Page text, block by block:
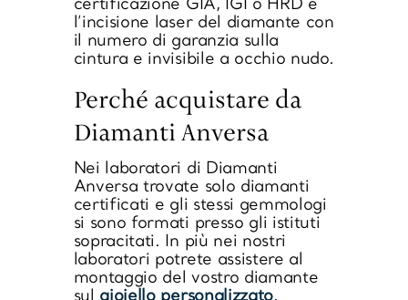
certificazione GIA, IGI o HRD è
l’incisione laser del diamante con
il numero di garanzia sulla
cintura e invisibile a occhio nudo.
Perché acquistare da
Diamanti Anversa
Nei laboratori di Diamanti
Anversa trovate solo diamanti
certificati e gli stessi gemmologi
si sono formati presso gli istituti
sopracitati. In più nei nostri
laboratori potrete assistere al
montaggio del vostro diamante
sul gioiello personalizzato,